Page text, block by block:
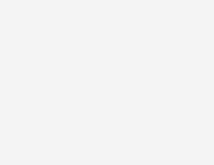
SHK
in Ägypten dem Fach­kräf­te­mangel